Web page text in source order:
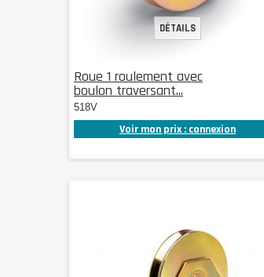
Roue 1 roulement avec
boulon traversant...
518V
Voir mon prix : connexion
DÉTAILS